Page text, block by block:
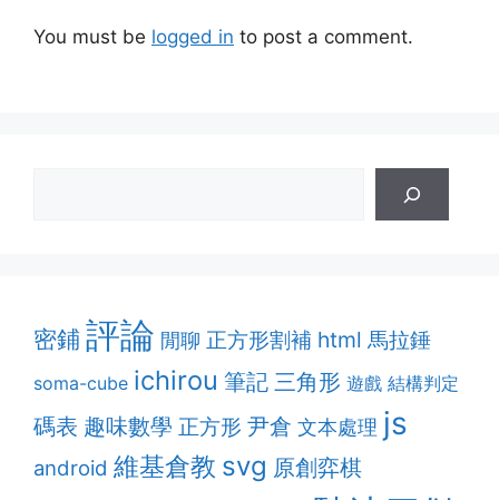
You must be logged in to post a comment.
密鋪評論 閒聊 正方形割補 html 馬拉錘
soma-cube ichirou 筆記 三角形 遊戲 結構判定
碼表 趣味數學 正方形 尹倉 文本處理 js
android 維基倉教 svg 原創弈棋